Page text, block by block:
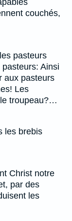
couchés,
pasteurs
Ainsi
aux pasteurs
Les
troupeau?…
les brebis
Christ notre
par des
les